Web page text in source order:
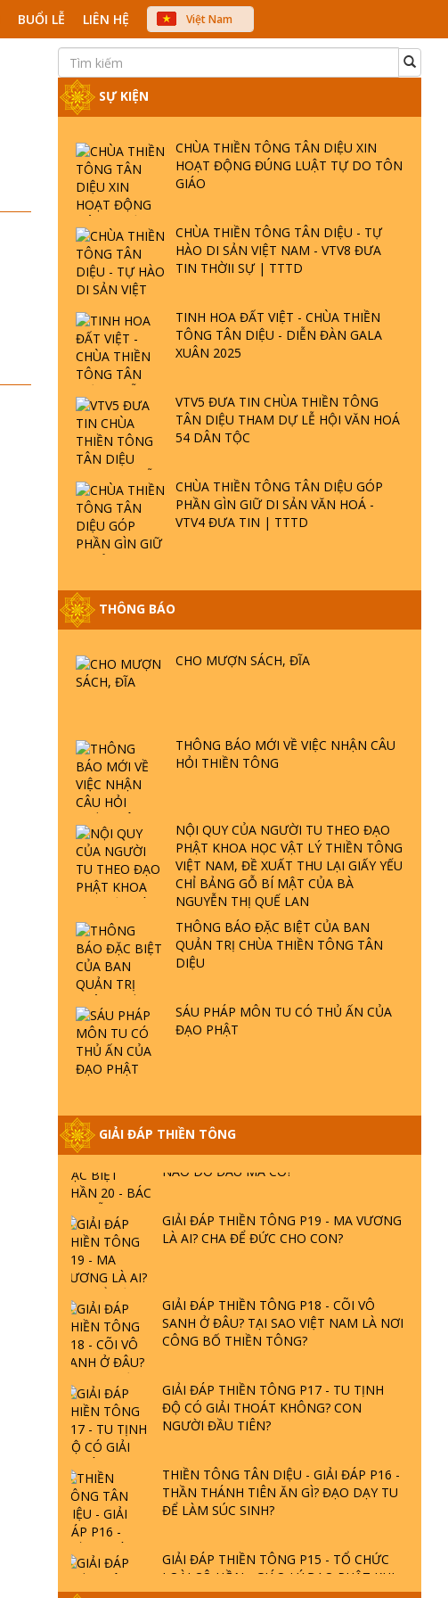
BUỔI LỄ LIÊN HỆ
Việt Nam
中文
SỰ KIỆN
CHÙA THIỀN TÔNG TÂN DIỆU XIN
HOẠT ĐỘNG ĐÚNG LUẬT TỰ DO TÔN
GIÁO
CHÙA THIỀN TÔNG TÂN DIỆU - TỰ
HÀO DI SẢN VIỆT NAM - VTV8 ĐƯA
TIN THỜII SỰ | TTTD
TINH HOA ĐẤT VIỆT - CHÙA THIỀN
TÔNG TÂN DIỆU - DIỄN ĐÀN GALA
XUÂN 2025
VTV5 ĐƯA TIN CHÙA THIỀN TÔNG
TÂN DIỆU THAM DỰ LỄ HỘI VĂN HOÁ
54 DÂN TỘC
CHÙA THIỀN TÔNG TÂN DIỆU GÓP
PHẦN GÌN GIỮ DI SẢN VĂN HOÁ -
VTV4 ĐƯA TIN | TTTD
THÔNG BÁO
CHO MƯỢN SÁCH, ĐĨA
THÔNG BÁO MỚI VỀ VIỆC NHẬN CÂU
HỎI THIỀN TÔNG
NỘI QUY CỦA NGƯỜI TU THEO ĐẠO
PHẬT KHOA HỌC VẬT LÝ THIỀN TÔNG
VIỆT NAM, ĐỀ XUẤT THU LẠI GIẤY YẾU
CHỈ BẢNG GỖ BÍ MẬT CỦA BÀ
NGUYỄN THỊ QUẾ LAN
THÔNG BÁO ĐẶC BIỆT CỦA BAN
QUẢN TRỊ CHÙA THIỀN TÔNG TÂN
DIỆU
SÁU PHÁP MÔN TU CÓ THỦ ẤN CỦA
ĐẠO PHẬT
GIẢI ĐÁP THIỀN TÔNG
GIẢI ĐÁP ĐẶC BIỆT P25 - SUỐT 49 NĂM
PHẬT KHÔNG NÓI? HỘI LONG HOA LÀ
HỘI GÌ? TỬ VÌ ĐẠO
PHẬT GIỚI CÓ THỜI GIAN KHÔNG? |
TTTD
TRỜI LÀ AI? QUỶ SA TĂNG? | TTTD
GIẢI ĐÁP THIỀN TÔNG ĐẶC BIỆT P22 -
TẠI SAO TRÁI ĐẤT NHIỀU THIÊN TAI - LŨ
LỤT - HỎA HOẠN | TTTD
GIẢI ĐÁP THIỀN TÔNG ĐẶC BIỆT P21 -
TẠI SAO ĐỨC PHẬT BƯỚC ĐI 7 BƯỚC
GIẢI ĐÁP VỀ LỄ TIỄN THIỀN TÔNG SƯ
GIẢI ĐÁP THIỀN TÔNG ĐẶC BIỆT PHẦN
20 - BÁC NGUYỄN NHÂN LÀ AI? PHIỀN
GIẢI ĐÁP THIỀN TÔNG P19 - MA VƯƠNG
LÀ AI? CHA ĐỂ ĐỨC CHO CON?
GIẢI ĐÁP THIỀN TÔNG P18 - CÕI VÔ
SANH Ở ĐÂU? TẠI SAO VIỆT NAM LÀ NƠI
CÔNG BỐ THIỀN TÔNG?
GIẢI ĐÁP THIỀN TÔNG P17 - TU TỊNH
ĐỘ CÓ GIẢI THOÁT KHÔNG? CON
NGƯỜI ĐẦU TIÊN?
THIỀN TÔNG TÂN DIỆU - GIẢI ĐÁP P16 -
THẦN THÁNH TIÊN ĂN GÌ? ĐẠO DẠY TU
ĐỂ LÀM SÚC SINH?
GIẢI ĐÁP THIỀN TÔNG P15 - TỔ CHỨC
LOÀI CÔ HỒN - GIÁO LÝ ĐẠO PHẬT KHI